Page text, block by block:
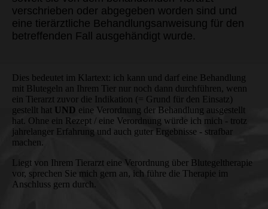
verschrieben oder abgegeben worden sind und
eine tierärztliche Behandlungsanweisung für den
betreffenden Fall ausgehändigt wurde.
Dies bedeutet im Klartext: ich kann und darf eine Behandlung
mit Blutegeln an Ihrem Tier nur noch dann durchführen, wenn
ein Tierarzt zuvor die Indikation (= Grund für den Einsatz)
gestellt hat UND eine Verordnung der Behandlung ausgestellt
hat. Ohne ein Rezept / eine Verordnung würde ich mich - trotz
jahrelanger Erfahrung und auch guter Ergebnisse - strafbar
machen.
Liegt von Ihrem Tierarzt eine Verordnung über Blutegeltherapie
vor, sprechen Sie mich gern an, ich führe die Therapie im
Anschluss gern durch.